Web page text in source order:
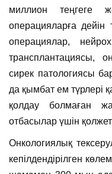
миллион теңгеге
операцияларға дейін
операциялар,
трансплантациясы,
сирек патологиясы
да қымбат ем түрлері
қолдау болмаған
отбасылар үшін
Онкологиялық
кепілдендірілген